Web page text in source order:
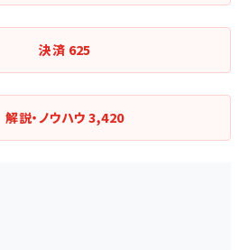
決済 625
解説・ノウハウ3,420